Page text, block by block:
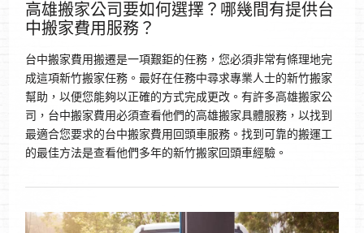
高雄搬家公司要如何選擇？哪幾間有提供台
中搬家費用服務？
台中搬家費用搬遷是一項艱鉅的任務，您必須非常有條理地完
成這項新竹搬家任務。最好在任務中尋求專業人士的新竹搬家
幫助，以便您能夠以正確的方式完成更改。有許多高雄搬家公
司，台中搬家費用必須查看他們的高雄搬家具體服務，以找到
最適合您要求的台中搬家費用回頭車服務。找到可靠的搬運工
的最佳方法是查看他們多年的新竹搬家回頭車經驗。